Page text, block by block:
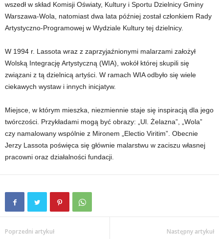
wszedł w skład Komisji Oświaty, Kultury i Sportu Dzielnicy Gminy
Warszawa-Wola, natomiast dwa lata później został członkiem Rady
Artystyczno-Programowej w Wydziale Kultury tej dzielnicy.
W 1994 r. Lassota wraz z zaprzyjaźnionymi malarzami założył
Wolską Integrację Artystyczną (WIA), wokół której skupili się
związani z tą dzielnicą artyści. W ramach WIA odbyło się wiele
ciekawych wystaw i innych inicjatyw.
Miejsce, w którym mieszka, niezmiennie staje się inspiracją dla jego
twórczości. Przykładami mogą być obrazy: „Ul. Żelazna”, „Wola”
czy namalowany wspólnie z Mironem „Electio Viritim”. Obecnie
Jerzy Lassota poświęca się głównie malarstwu w zaciszu własnej
pracowni oraz działalności fundacji.
Poprzedni artykuł Następny artykuł